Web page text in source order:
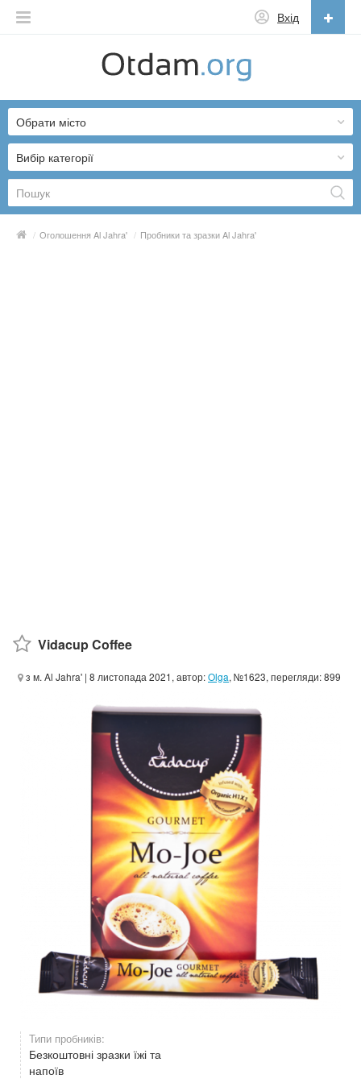
Вхід
English
Русский
Українська
Вибір категорії
Обрати місто
/ Оголошення Al Jahra' / Пробники та зразки Al Jahra'
Vidacup Coffee
з м. Al Jahra' | 8 листопада 2021, автор:Olga, №1623, перегляди: 899
Типи пробників:
Безкоштовні зразки їжі та
напоїв